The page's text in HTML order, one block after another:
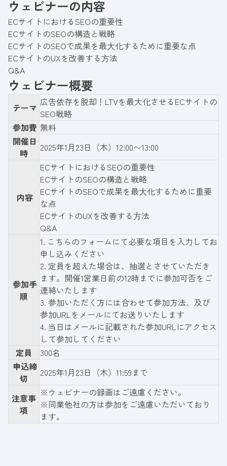
ウェビナーの内容
ECサイトにおけるSEOの重要性
ECサイトのSEOの構造と戦略
ECサイトのSEOで成果を最⼤化するために重要な点
ECサイトのUXを改善する⽅法
Q&A
ウェビナー概要
テーマ 広告依存を脱却！LTVを最大化させるECサイトの
SEO戦略
参加費 無料
開催日
時
2025年1月23日（木）12:00〜13:00
内容
ECサイトにおけるSEOの重要性
ECサイトのSEOの構造と戦略
ECサイトのSEOで成果を最⼤化するために重要
な点
ECサイトのUXを改善する⽅法
Q&A
参加手
順
1. こちらのフォーム にて必要な項目を入力してお
申し込みください
2. 定員を超えた場合は、抽選とさせていただき
ます。開催1営業日前の12時までに参加可否をご
連絡いたします
3. 参加いただく方には合わせて参加方法、及び
参加URLをメールにてお送りいたします
4. 当日はメールに記載された参加URLにアクセス
して参加してください
定員
300名
申込締
切
2025年1月23日（木）11:59まで
注意事
項
※ウェビナーの録画はご遠慮ください。
※同業他社の方は参加をご遠慮いただいており
ます。